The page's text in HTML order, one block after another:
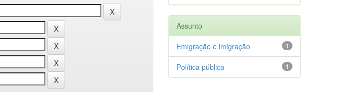
Assunto
1
Emigração e imigração
1
Política pública